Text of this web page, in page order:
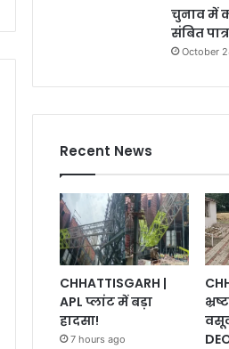
चुनाव में
संबित
October
Recent News
CHHATTISGARH |
APL प्लांट में बड़ा
हादसा!
7 hours ago